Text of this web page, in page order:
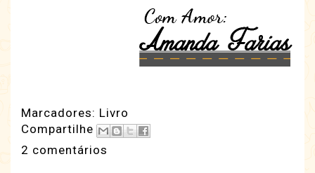
Marcadores: Livro
Compartilhe
2 comentários